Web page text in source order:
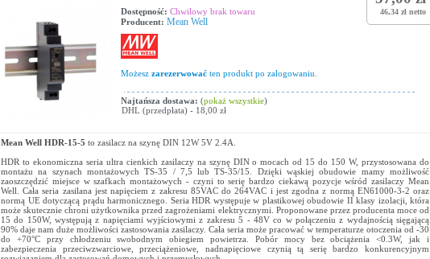
46,34 zł netto
Dostępność: Chwilowy brak towaru
Producent: Mean Well
Możesz zarezerwować ten produkt po zalogowaniu.
Najtańsza dostawa: (pokaż wszystkie)
DHL (przedpłata) - 18,00 zł
Mean Well HDR-15-5 to zasilacz na szynę DIN 12W 5V 2.4A.
HDR to ekonomiczna seria ultra cienkich zasilaczy na szynę DIN o mocach od 15 do 150 W, przystosowana do
montażu na szynach montażowych TS-35 / 7,5 lub TS-35/15. Dzięki wąskiej obudowie mamy możliwość
zaoszczędzić miejsce w szafkach montażowych - czyni to serię bardzo ciekawą pozycje wśród zasilaczy Mean
Well. Cała seria zasilana jest napięciem z zakresu 85VAC do 264VAC i jest zgodna z normą EN61000-3-2 oraz
normą UE dotyczącą prądu harmonicznego. Seria HDR występuje w plastikowej obudowie II klasy izolacji, która
może skutecznie chroni użytkownika przed zagrożeniami elektrycznymi. Proponowane przez producenta moce od
15 do 150W, występują z napięciami wyjściowymi z zakresu 5 - 48V co w połączeniu z wydajnością sięgającą
90% daje nam duże możliwości zastosowania zasilaczy. Cała seria może pracować w temperaturze otoczenia od -30
do +70°C przy chłodzeniu swobodnym obiegiem powietrza. Pobór mocy bez obciążenia <0.3W, jak i
zabezpieczenia przeciwzwarciowe, przeciążeniowe, nadnapięciowe czynią tą serię bardzo konkurencyjnym